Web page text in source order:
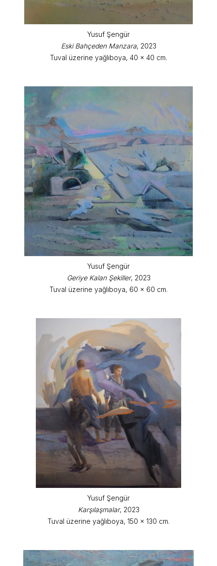
Yusuf Şengür
Eski Bahçeden Manzara, 2023
Tuval üzerine yağlıboya, 40 x 40 cm.
Yusuf Şengür
Geriye Kalan Şekiller, 2023
Tuval üzerine yağlıboya, 60 x 60 cm.
Yusuf Şengür
Karşılaşmalar, 2023
Tuval üzerine yağlıboya, 150 x 130 cm.